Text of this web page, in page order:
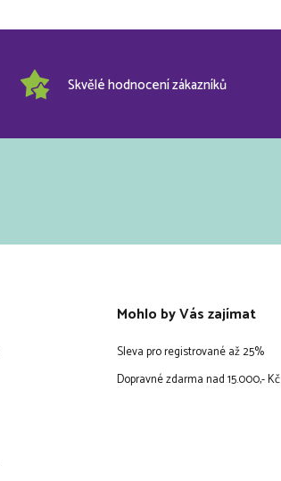
Skvělé hodnocení zákazníků
Mohlo by Vás zajímat
Sleva pro registrované až 25%
Dopravné zdarma nad 15.000,- Kč